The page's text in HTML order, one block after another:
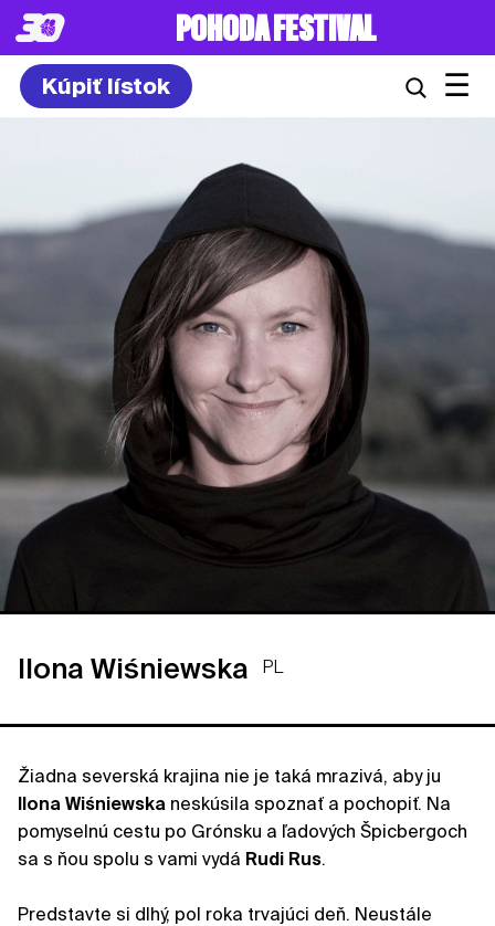
POHODA FESTIVAL
Kúpiť lístok ☰
Ilona Wiśniewska PL
Žiadna severská krajina nie je taká mrazivá, aby ju
Ilona Wiśniewska neskúsila spoznať a pochopiť. Na
pomyselnú cestu po Grónsku a ľadových Špicbergoch
sa s ňou spolu s vami vydá Rudi Rus.
Predstavte si dlhý, pol roka trvajúci deň. Neustále